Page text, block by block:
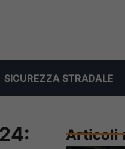
SICUREZZA STRADALE
Articoli